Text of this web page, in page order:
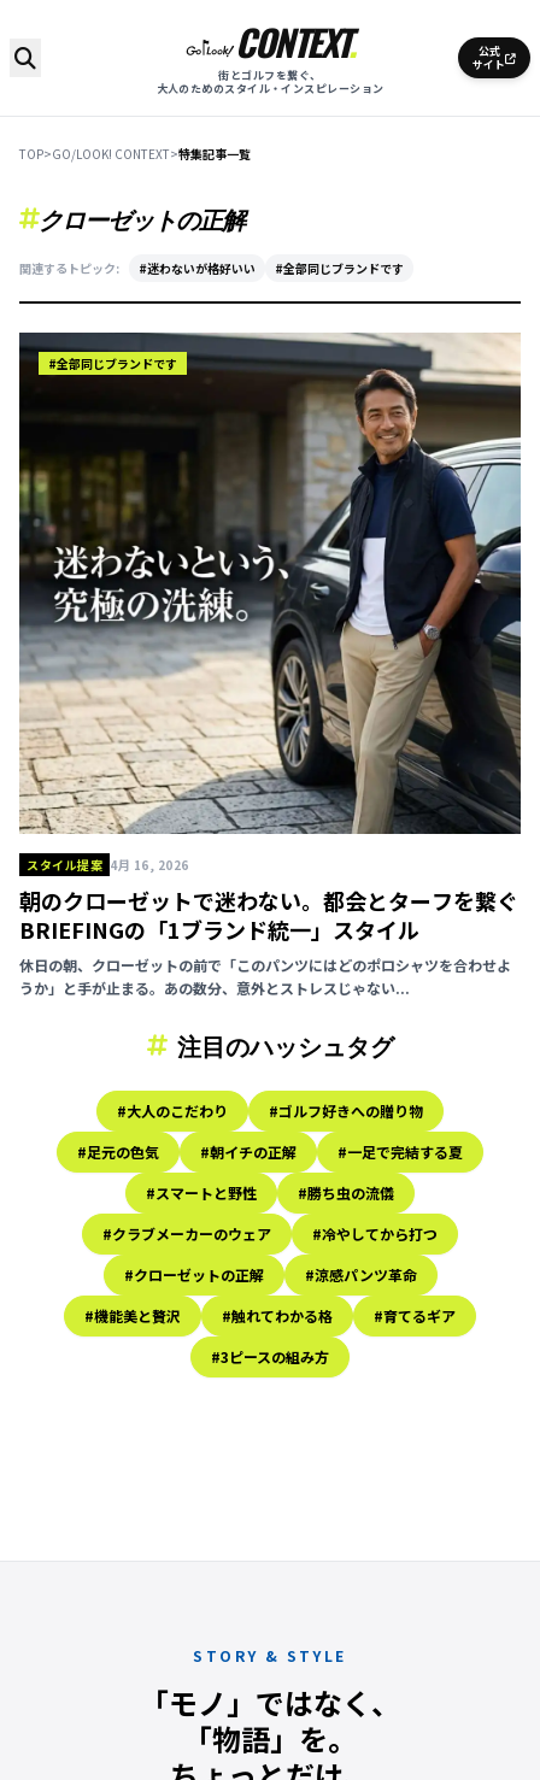
特集記事を検索
CONTEXT.
街とゴルフを繋ぐ、
大人のためのスタイル・インスピレーション
公式
サイト
TOP>GO/LOOK! CONTEXT>特集記事一覧
クローゼットの正解
関連するトピック: #迷わないが格好いい #全部同じブランドです
#全部同じブランドです
スタイル提案 4月 16, 2026
朝のクローゼットで迷わない。都会とターフを繋ぐ
BRIEFINGの「1ブランド統一」スタイル
休日の朝、クローゼットの前で「このパンツにはどのポロシャツを合わせよ
うか」と手が止まる。あの数分、意外とストレスじゃない...
注目のハッシュタグ
#大人のこだわり
#ゴルフ好きへの贈り物
#足元の色気
#朝イチの正解
#一足で完結する夏
#スマートと野性
#勝ち虫の流儀
#クラブメーカーのウェア
#冷やしてから打つ
#クローゼットの正解
#涼感パンツ革命
#機能美と贅沢
#触れてわかる格
#育てるギア
#3ピースの組み方
STORY & STYLE
「モノ」ではなく、
「物語」を。